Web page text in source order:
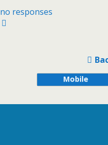
no responses
Mobile